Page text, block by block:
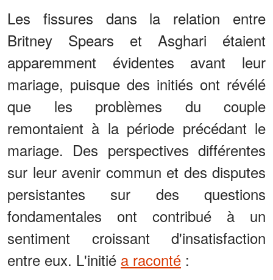
Les fissures dans la relation entre
Britney Spears et Asghari étaient
apparemment évidentes avant leur
mariage, puisque des initiés ont révélé
que les problèmes du couple
remontaient à la période précédant le
mariage. Des perspectives différentes
sur leur avenir commun et des disputes
persistantes sur des questions
fondamentales ont contribué à un
sentiment croissant d'insatisfaction
entre eux. L'initié a raconté :